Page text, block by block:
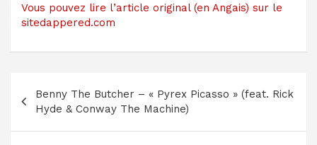
Vous pouvez lire l’article original (en Angais) sur le
sitedappered.com
de
l’article
Benny The Butcher – « Pyrex Picasso » (feat. Rick
Hyde & Conway The Machine)